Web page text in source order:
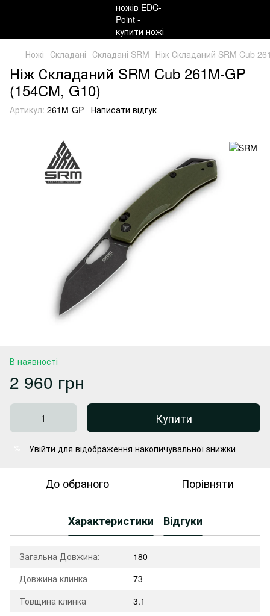
Ножі Складані Складані SRM Ніж Складаний SRM Cub
Ніж Складаний SRM Cub 261M-GP
(154CM, G10)
Артикул: 261M-GP Написати відгук
В наявності
2 960 грн
Купити
Увійти для відображення накопичувальної знижки
До обраного Порівняти
Характеристики Відгуки
Загальна Довжина:
180
Довжина клинка
73
Товщина клинка
3.1